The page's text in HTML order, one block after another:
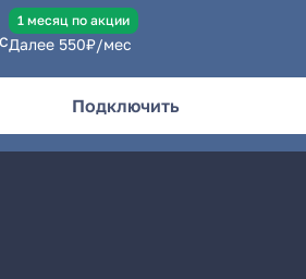
1 месяц по акции
Далее 550₽/мес
Подключить